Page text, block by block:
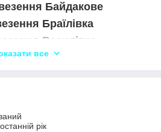
Байдакове
Браїлівка
Василівка
Вишнівці
Деріївка
Калачівка
все
рік